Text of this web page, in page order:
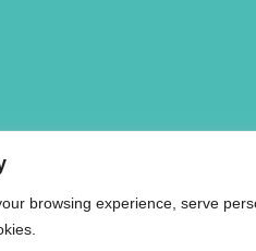
browsing experience, serve